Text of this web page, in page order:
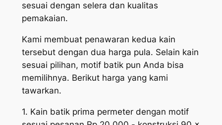
sesuai dengan selera dan kualitas
pemakaian.
Kami membuat penawaran kedua kain
tersebut dengan dua harga pula. Selain kain
sesuai pilihan, motif batik pun Anda bisa
memilihnya. Berikut harga yang kami
tawarkan.
1. Kain batik prima permeter dengan motif